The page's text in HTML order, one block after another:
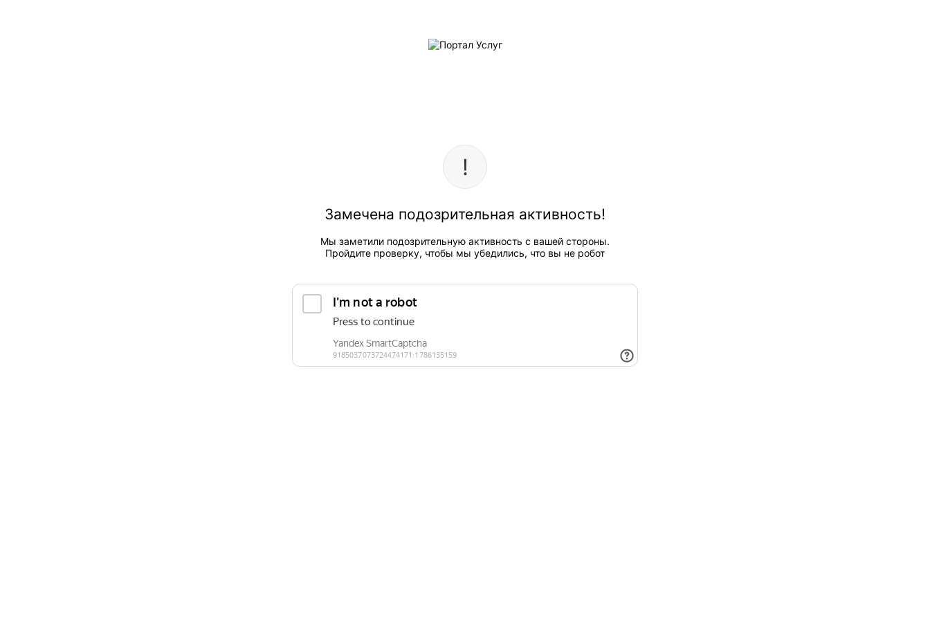
Замечена подозрительная активность!
Мы заметили подозрительную активность с вашей стороны.
Пройдите проверку, чтобы мы убедились, что вы не робот